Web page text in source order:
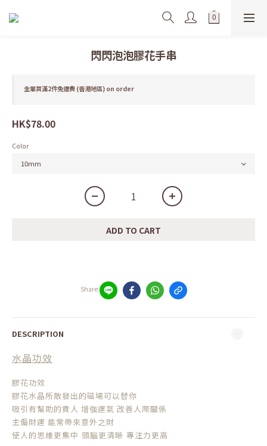
閃閃泡泡膠花手串
全單買滿2件免運費 (香港地區) on order
HK$78.00
Color
ADD TO CART
Share
DESCRIPTION
水晶功效
膠花功效
膠花水晶所散發出的磁場可以替你
吸引有幫助的貴人 增強運氣 改善人際關係
主偏財運 能常帶來意外之財
使人的思維更集中 頭腦更清晰 專注力更高